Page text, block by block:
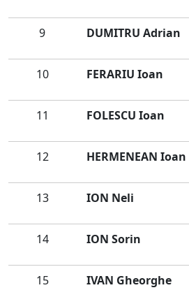
9 DUMITRU Adrian
10 FERARIU Ioan
11 FOLESCU Ioan
12 HERMENEAN Ioan
13 ION Neli
14 ION Sorin
15 IVAN Gheorghe